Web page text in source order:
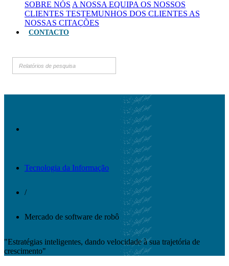
SOBRE NÓS A NOSSA EQUIPA OS NOSSOS
CLIENTES TESTEMUNHOS DOS CLIENTES AS
NOSSAS CITAÇÕES
CONTACTO
Tecnologia da Informação
/
Mercado de software de robô
"Estratégias inteligentes, dando velocidade à sua trajetória de
crescimento"